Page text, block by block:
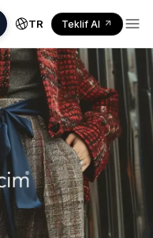
TR Teklif Al